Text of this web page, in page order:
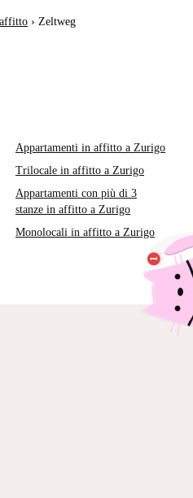
› Zeltweg
Appartamenti in affitto a Zurigo
Trilocale in affitto a Zurigo
Appartamenti con più di 3
stanze in affitto a Zurigo
Monolocali in affitto a Zurigo